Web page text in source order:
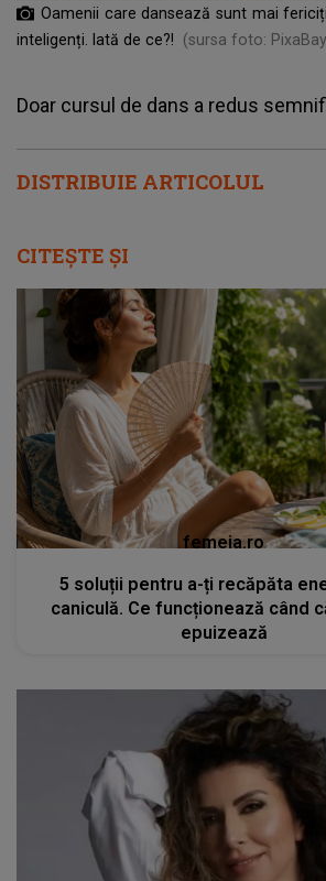
DISTRIBUIE ARTICOLUL
Oamenii care dansează sunt mai
inteligenți. Iată de ce?!
(sursa foto:
Doar cursul de dans a redus
CITEȘTE ȘI
femeia.ro
5 soluții pentru a-ți recăpăta
caniculă. Ce funcționează când
epuizează